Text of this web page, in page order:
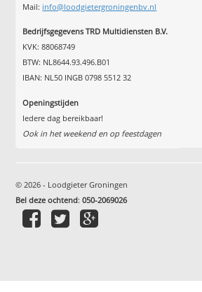
Mail: info@loodgietergroningenbv.nl
Bedrijfsgegevens TRD Multidiensten B.V.
KVK: 88068749
BTW: NL8644.93.496.B01
IBAN: NL50 INGB 0798 5512 32
Openingstijden
Iedere dag bereikbaar!
Ook in het weekend en op feestdagen
© 2026 - Loodgieter Groningen
Bel deze ochtend:050-2069026